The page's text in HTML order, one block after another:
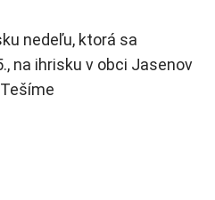
nedeľu, ktorá sa
na ihrisku v obci Jasenov